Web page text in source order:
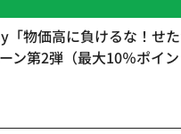
「物価高に負けるな！せ
ン第2弾（最大10％ポイン